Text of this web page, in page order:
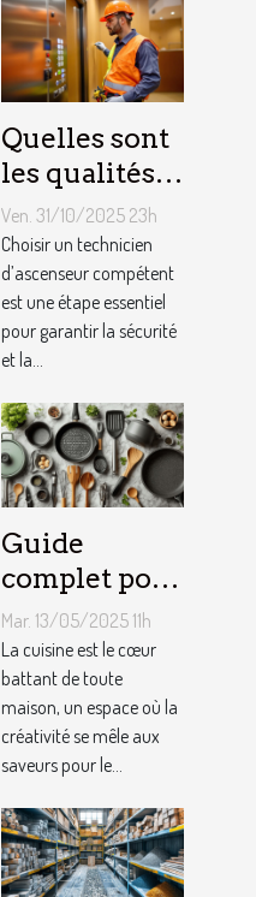
Quelles sont
les qualités à
rechercher
chez un
technicien
d’ascenseur ?
Ven. 31/10/2025 23h
Choisir un technicien
d’ascenseur compétent
est une étape essentiel
pour garantir la sécurité
et la...
Guide
complet pour
choisir le
meilleur
équipement
de cuisine
Mar. 13/05/2025 11h
La cuisine est le cœur
battant de toute
maison, un espace où la
créativité se mêle aux
saveurs pour le...